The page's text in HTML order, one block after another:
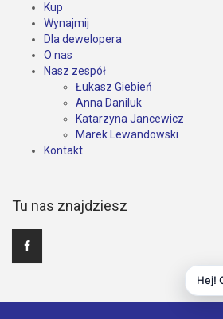
Kup
Wynajmij
Dla dewelopera
O nas
Nasz zespół
Łukasz Giebień
Anna Daniluk
Katarzyna Jancewicz
Marek Lewandowski
Kontakt
Tu nas znajdziesz
Hej!